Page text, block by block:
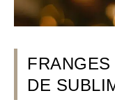
FRANGES
DE